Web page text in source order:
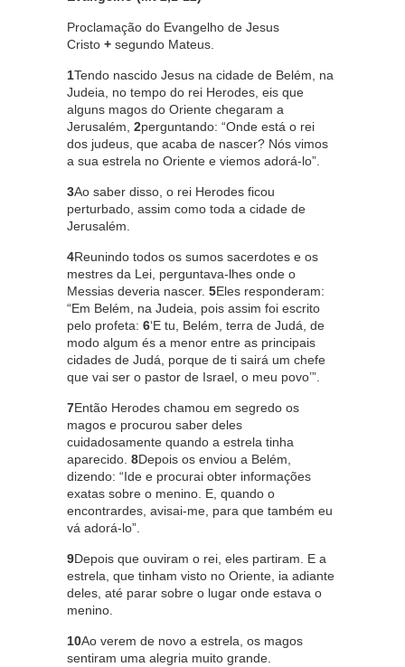
Proclamação do Evangelho de Jesus
Cristo + segundo Mateus.
1Tendo nascido Jesus na cidade de Belém, na
Judeia, no tempo do rei Herodes, eis que
alguns magos do Oriente chegaram a
Jerusalém, 2perguntando: “Onde está o rei
dos judeus, que acaba de nascer? Nós vimos
a sua estrela no Oriente e viemos adorá-lo”.
3Ao saber disso, o rei Herodes ficou
perturbado, assim como toda a cidade de
Jerusalém.
4Reunindo todos os sumos sacerdotes e os
mestres da Lei, perguntava-lhes onde o
Messias deveria nascer. 5Eles responderam:
“Em Belém, na Judeia, pois assim foi escrito
pelo profeta: 6‘E tu, Belém, terra de Judá, de
modo algum és a menor entre as principais
cidades de Judá, porque de ti sairá um chefe
que vai ser o pastor de Israel, o meu povo’”.
7Então Herodes chamou em segredo os
magos e procurou saber deles
cuidadosamente quando a estrela tinha
aparecido. 8Depois os enviou a Belém,
dizendo: “Ide e procurai obter informações
exatas sobre o menino. E, quando o
encontrardes, avisai-me, para que também eu
vá adorá-lo”.
9Depois que ouviram o rei, eles partiram. E a
estrela, que tinham visto no Oriente, ia adiante
deles, até parar sobre o lugar onde estava o
menino.
10Ao verem de novo a estrela, os magos
sentiram uma alegria muito grande.